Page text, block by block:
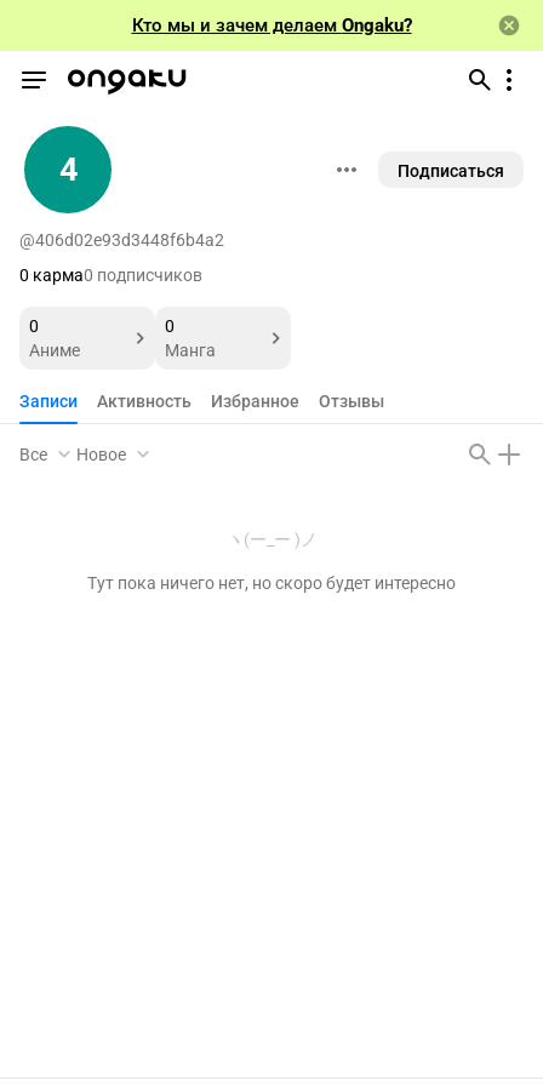
Кто мы и зачем делаем Ongaku?
4 Подписаться
@406d02e93d3448f6b4a2
0 карма0 подписчиков
0
Аниме
0
Манга
Записи Активность Избранное Отзывы
Все Новое
ヽ(ー_ー )ノ
Тут пока ничего нет, но скоро будет интересно